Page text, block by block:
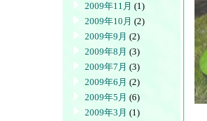
2009年11月 (1)
2009年10月 (2)
2009年9月 (2)
2009年8月 (3)
2009年7月 (3)
2009年6月 (2)
2009年5月 (6)
2009年3月 (1)